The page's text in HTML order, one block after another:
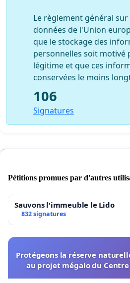
Le règlement général
données de l'Union
que le stockage des
personnelles soit motivé
légitime et que ces
conservées le moins
106
Signatures
Pétitions promues par d'autres
Sauvons l'immeuble le Lido
832 signatures
Protégeons la réserve
au projet mégalo du Centre